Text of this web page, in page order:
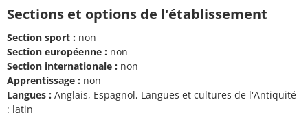
Sections et options de l'établissement
Section sport : non
Section européenne : non
Section internationale : non
Apprentissage : non
Langues : Anglais, Espagnol, Langues et cultures de l'Antiquité
: latin